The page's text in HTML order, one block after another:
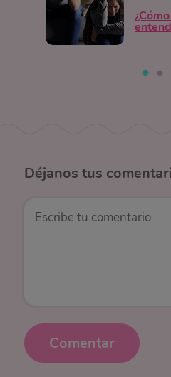
Déjanos tus
Comentar